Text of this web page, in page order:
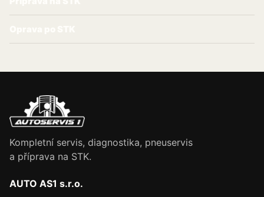
Kompletní servis, diagnostika, pneuservis
a příprava na STK.
AUTO AS1 s.r.o.